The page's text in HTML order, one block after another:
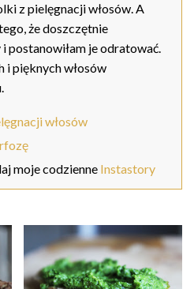
z pielęgnacji włosów. A
że doszczętnie
i postanowiłam je odratować.
i pięknych włosów
włosów
moje codzienne Instastory